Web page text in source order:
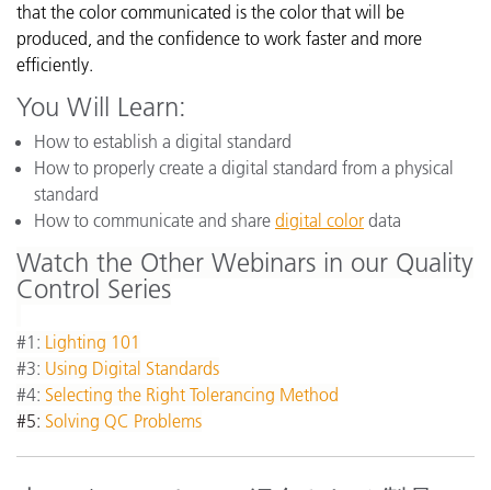
that the color communicated is the color that will be
produced, and the confidence to work faster and more
efficiently.
You Will Learn:
How to establish a digital standard
How to properly create a digital standard from a physical
standard
How to communicate and share digital color data
Watch the Other Webinars in our Quality
Control Series
#1: Lighting 101
#3: Using Digital Standards
#4: Selecting the Right Tolerancing Method
#5: Solving QC Problems